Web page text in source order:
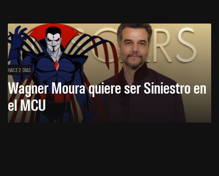
HACE 2 DÍAS
Wagner Moura quiere ser Siniestro en
el MCU